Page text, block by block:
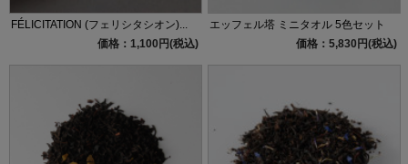
FÉLICITATION (フェリシタシオン)...
価格：1,100円(税込)
エッフェル塔 ミニタオル 5色セット
価格：5,830円(税込)